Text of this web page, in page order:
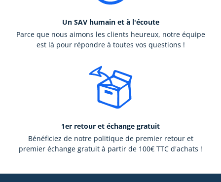
Un SAV humain et à l'écoute
Parce que nous aimons les clients heureux, notre équipe
est là pour répondre à toutes vos questions !
1er retour et échange gratuit
Bénéficiez de notre politique de premier retour et
premier échange gratuit à partir de 100€ TTC d'achats !